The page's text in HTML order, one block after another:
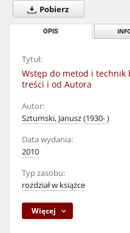
Pobierz
OPIS
Tytuł:
Wstęp do metod i technik
treści i od Autora
Autor:
Sztumski, Janusz (1930- )
Data wydania:
2010
Typ zasobu:
rozdział w książce
Więcej